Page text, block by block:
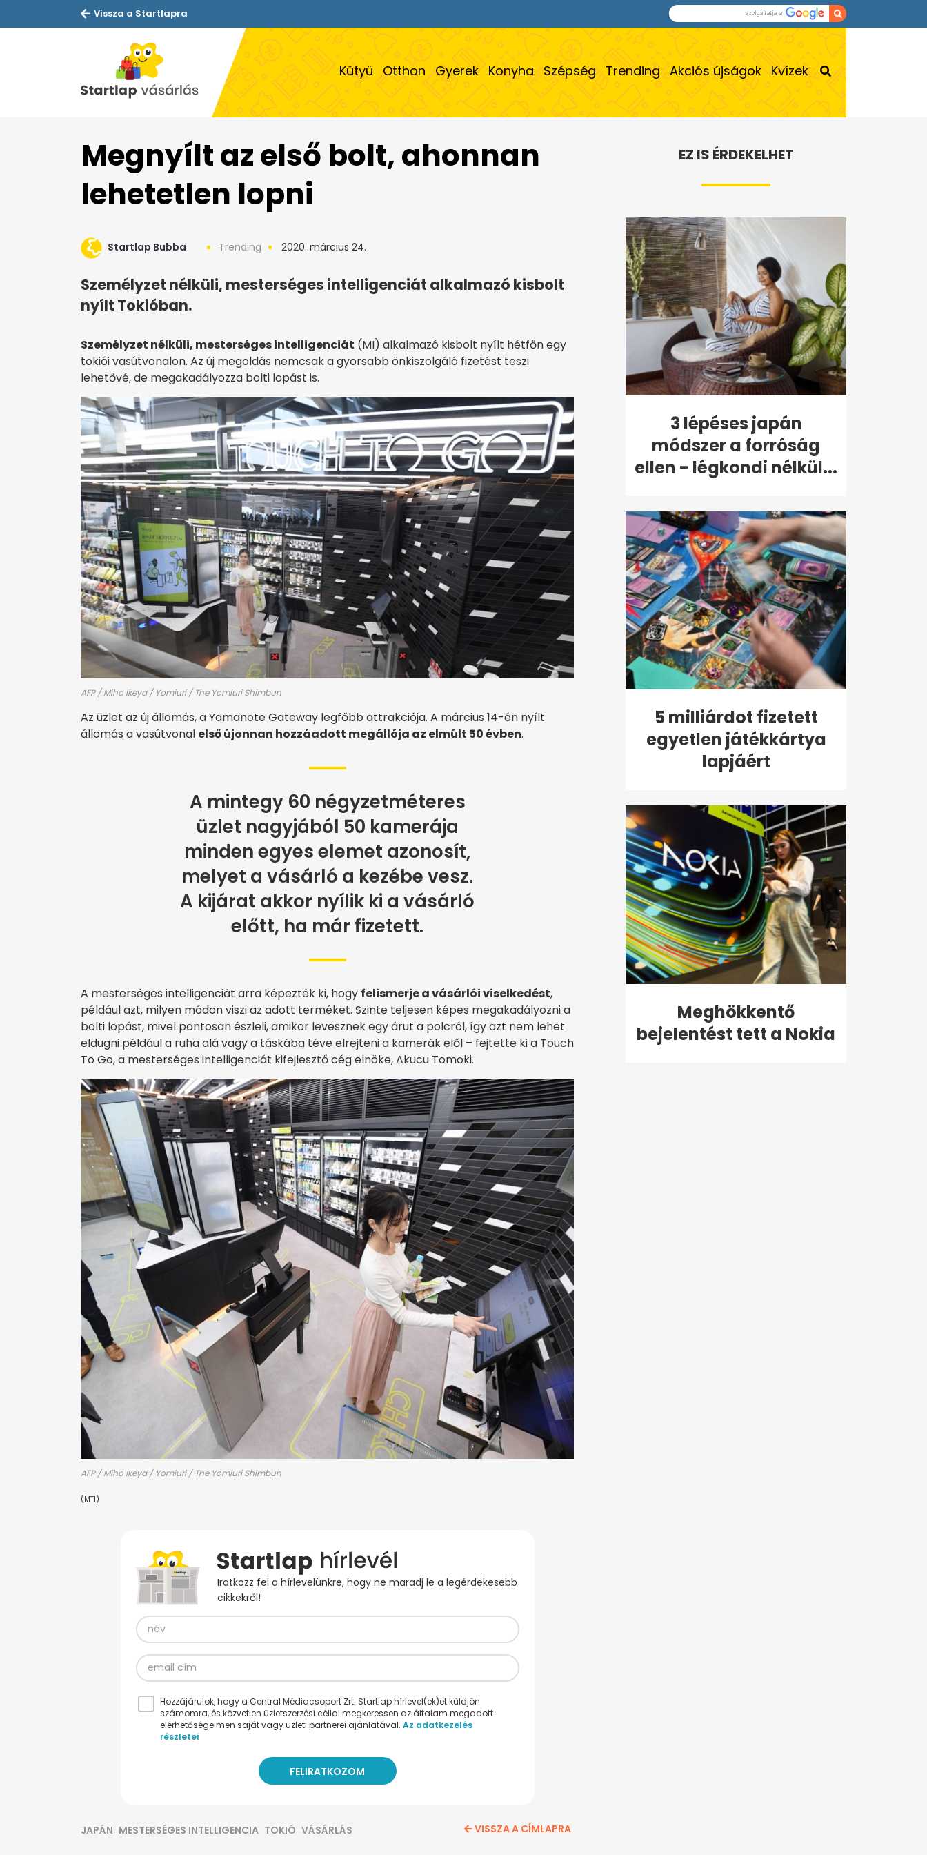
Vissza a Startlapra
Kütyü Otthon Gyerek Konyha Szépség Trending Akciós újságok Kvízek
Megnyílt az első bolt, ahonnan
lehetetlen lopni
Startlap Bubba Trending 2020. március 24.
Személyzet nélküli, mesterséges intelligenciát alkalmazó kisbolt
nyílt Tokióban.
Személyzet nélküli, mesterséges intelligenciát (MI) alkalmazó kisbolt nyílt hétfőn egy
tokiói vasútvonalon. Az új megoldás nemcsak a gyorsabb önkiszolgáló fizetést teszi
lehetővé, de megakadályozza bolti lopást is.
AFP / Miho Ikeya / Yomiuri / The Yomiuri Shimbun
Az üzlet az új állomás, a Yamanote Gateway legfőbb attrakciója. A március 14-én nyílt
állomás a vasútvonal első újonnan hozzáadott megállója az elmúlt 50 évben.
A mintegy 60 négyzetméteres
üzlet nagyjából 50 kamerája
minden egyes elemet azonosít,
melyet a vásárló a kezébe vesz.
A kijárat akkor nyílik ki a vásárló
előtt, ha már fizetett.
A mesterséges intelligenciát arra képezték ki, hogy felismerje a vásárlói viselkedést,
például azt, milyen módon viszi az adott terméket. Szinte teljesen képes megakadályozni a
bolti lopást, mivel pontosan észleli, amikor levesznek egy árut a polcról, így azt nem lehet
eldugni például a ruha alá vagy a táskába téve elrejteni a kamerák elől – fejtette ki a Touch
To Go, a mesterséges intelligenciát kifejlesztő cég elnöke, Akucu Tomoki.
AFP / Miho Ikeya / Yomiuri / The Yomiuri Shimbun
(MTI)
Iratkozz fel a hírlevelünkre, hogy ne maradj le a legérdekesebb
cikkekről!
Hozzájárulok, hogy a Central Médiacsoport Zrt. Startlap hírlevel(ek)et küldjön
számomra, és közvetlen üzletszerzési céllal megkeressen az általam megadott
elérhetőségeimen saját vagy üzleti partnerei ajánlatával. Az adatkezelés
részletei
JAPÁN MESTERSÉGES INTELLIGENCIA TOKIÓ VÁSÁRLÁS VISSZA A CÍMLAPRA
EZ IS ÉRDEKELHET
3 lépéses japán
módszer a forróság
ellen - légkondi nélkül...
5 milliárdot fizetett
egyetlen játékkártya
lapjáért
Meghökkentő
bejelentést tett a Nokia